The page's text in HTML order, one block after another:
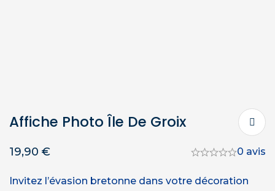
Affiche Photo Île De Groix
19,90 € 0 avis
Invitez l’évasion bretonne dans votre décoration